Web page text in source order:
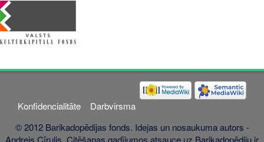
Konfidencialitāte
Darbvirsma
© 2012 Barikadopēdijas fonds. Idejas un nosaukuma autors -
Andrejs Cīrulis. Citēšanas gadījumos atsauce uz Barikadopēdiju ir